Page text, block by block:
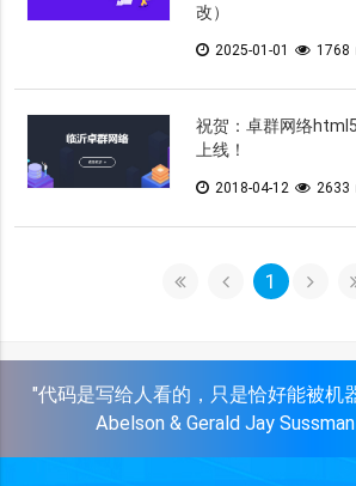
改）
2025-01-01 1768
祝贺：卓群网络
上线！
2018-04-12 2633
1
"代码是写给人看的，只是恰好能被机
Abelson & Gerald Jay Sussman